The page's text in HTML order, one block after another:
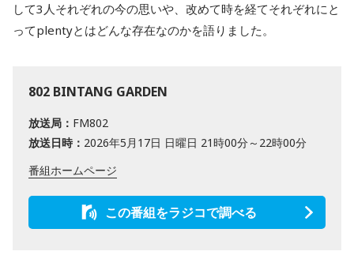
して3人それぞれの今の思いや、改めて時を経てそれぞれにと
ってplentyとはどんな存在なのかを語りました。
802 BINTANG GARDEN
放送局： FM802
放送日時： 2026年5月17日 日曜日 21時00分～22時00分
番組ホームページ
この番組をラジコで調べる